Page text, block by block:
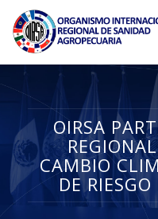
OIRSA
CAMBIO
DE RIESGO